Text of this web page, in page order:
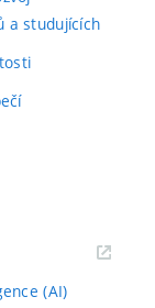
a studujících
(AI)